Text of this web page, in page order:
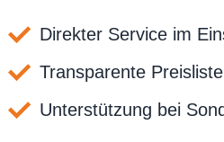
Direkter Service im
Transparente
Unterstützung bei